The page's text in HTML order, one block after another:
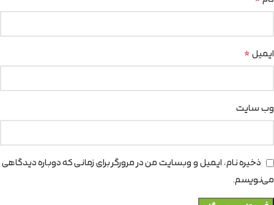
ایمیل*
وب‌ سایت
ذخیره نام، ایمیل و وبسایت من در مرورگر برای زمانی که دوباره دیدگاهی
می‌نویسم.